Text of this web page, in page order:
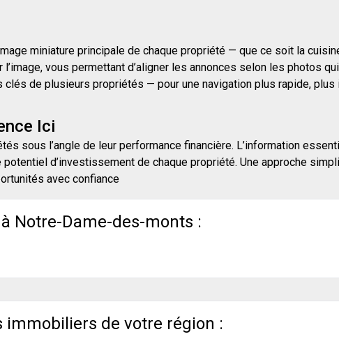
miniature principale de chaque propriété — que ce soit la
vous permettant d’aligner les annonces selon les photos
de plusieurs propriétés — pour une navigation plus rapide,
Ici
sous l’angle de leur performance financière. L’information
d’investissement de chaque propriété. Une approche
avec confiance
Notre-Dame-des-monts :
immobiliers de votre région :